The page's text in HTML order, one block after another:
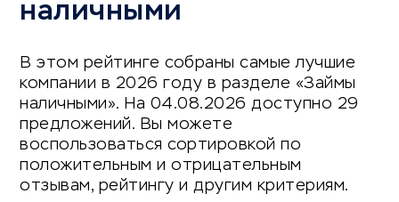
наличными
В этом рейтинге собраны самые лучшие
компании в 2026 году в разделе «Займы
наличными». На 04.08.2026 доступно 29
предложений. Вы можете
воспользоваться сортировкой по
положительным и отрицательным
отзывам, рейтингу и другим критериям.